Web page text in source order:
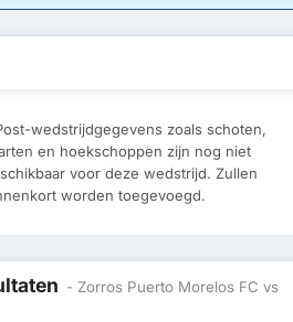
wedstrijdgegevens zoals schoten,
en hoekschoppen zijn nog niet
voor deze wedstrijd. Zullen
worden toegevoegd.
- Zorros Puerto Morelos FC vs